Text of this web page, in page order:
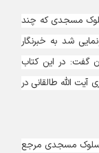
مسجدی که چند
شد به خبرنگار
در این کتاب
طالقانی در
سلوک مسجدی مرجع